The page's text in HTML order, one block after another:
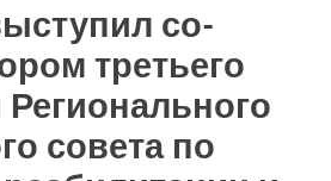
и реинтеграции
со-
третьего
Регионального
совета по